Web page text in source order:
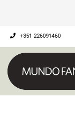
+351 226091460